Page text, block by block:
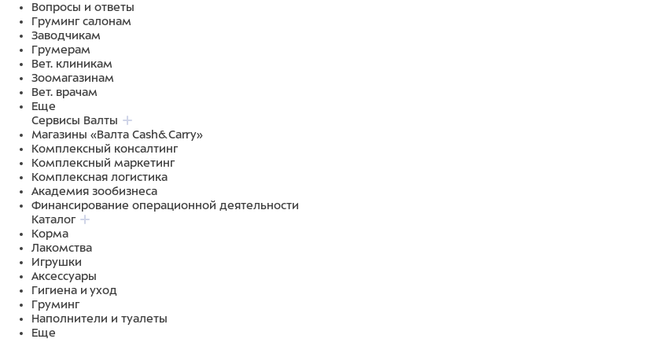
Вопросы и ответы
Груминг салонам
Заводчикам
Грумерам
Вет. клиникам
Зоомагазинам
Вет. врачам
Еще
Сервисы Валты
Магазины «Валта Cash&Carry»
Комплексный консалтинг
Комплексный маркетинг
Комплексная логистика
Академия зообизнеса
Финансирование операционной деятельности
Каталог
Корма
Лакомства
Игрушки
Аксессуары
Гигиена и уход
Груминг
Наполнители и туалеты
Еще